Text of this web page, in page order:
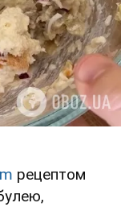
рецептом